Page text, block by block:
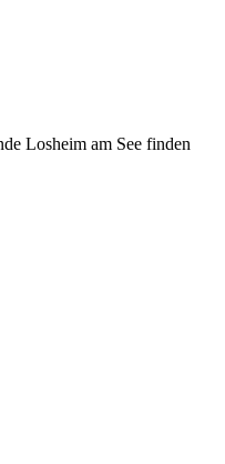
Losheim am See finden